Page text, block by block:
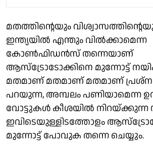
മതത്തിന്റെയും
ഇന്ത്യയിൽ എന്തും വിൽക്കാമെന്ന
കോൺഫിഡൻസ് തന്നെയാണ്
ആസ്ട്രോടോക്കിനെ മുന്നോട്ട്
മതമാണ് മതമാണ് മതമാണ്
പറയുന്ന, അമ്പലം പണിയാമെന്ന
വോട്ടുകൾ കീശയിൽ
ഇവിടെയുള്ളിടത്തോളം
മുന്നോട്ട് പോവുക തന്നെ ചെയ്യും.